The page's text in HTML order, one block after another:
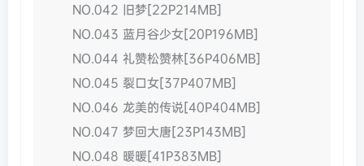
NO.042 旧梦[22P214MB]
NO.043 蓝月谷少女[20P196MB]
NO.044 礼赞松赞林[36P406MB]
NO.045 裂口女[37P407MB]
NO.046 龙美的传说[40P404MB]
NO.047 梦回大唐[23P143MB]
NO.048 暖暖[41P383MB]